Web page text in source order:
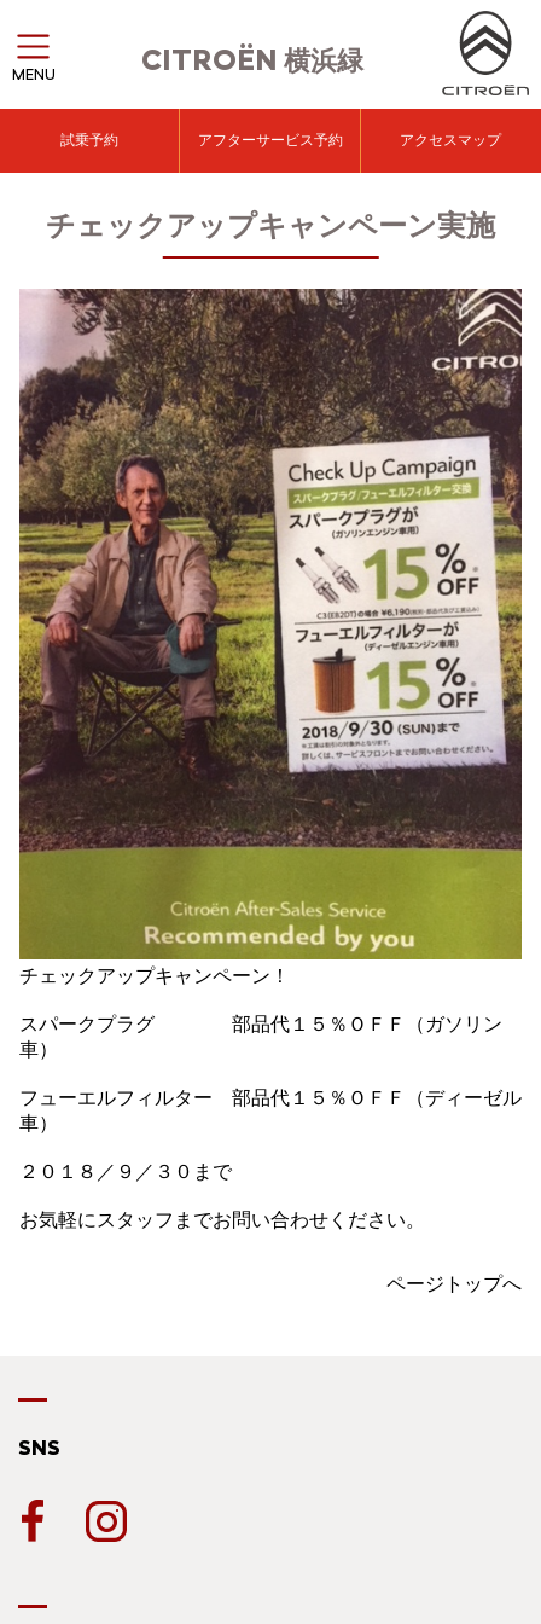
CITROËN 横浜緑
MENU
試乗予約 アフターサービス予約 アクセスマップ
チェックアップキャンペーン実施
チェックアップキャンペーン！
スパークプラグ 部品代１５％ＯＦＦ（ガソリン
車）
フューエルフィルター 部品代１５％ＯＦＦ（ディーゼル
車）
２０１８／９／３０まで
お気軽にスタッフまでお問い合わせください。
ページトップへ
SNS